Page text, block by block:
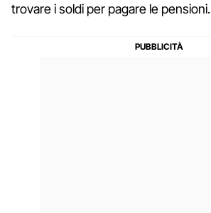
trovare i soldi per pagare le pensioni.